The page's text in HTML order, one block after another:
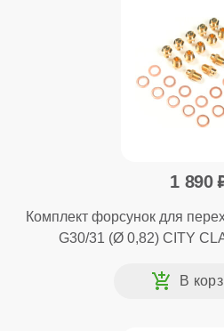
1 890
Комплект форсунок для
G30/31 (Ø 0,82) CITY